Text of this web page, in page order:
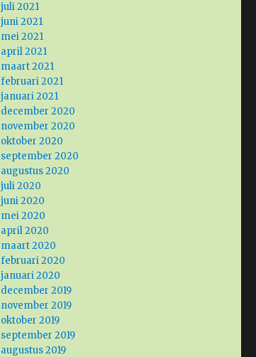
juli 2021
juni 2021
mei 2021
april 2021
maart 2021
februari 2021
januari 2021
december 2020
november 2020
oktober 2020
september 2020
augustus 2020
juli 2020
juni 2020
mei 2020
april 2020
maart 2020
februari 2020
januari 2020
december 2019
november 2019
oktober 2019
september 2019
augustus 2019